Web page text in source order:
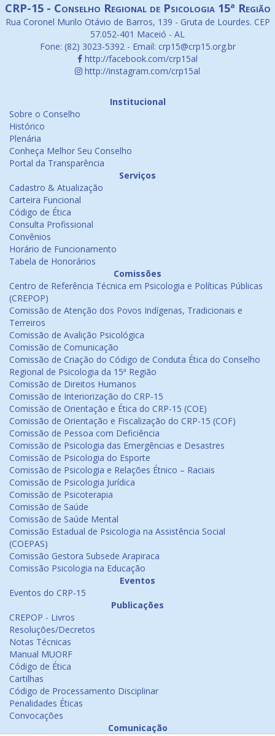
CRP-15 - Conselho Regional de Psicologia 15ª Região
Rua Coronel Murilo Otávio de Barros, 139 - Gruta de Lourdes. CEP
57.052-401 Maceió - AL
Fone: (82) 3023-5392 - Email: crp15@crp15.org.br
http://facebook.com/crp15al
http://instagram.com/crp15al
Institucional
Sobre o Conselho
Histórico
Plenária
Conheça Melhor Seu Conselho
Portal da Transparência
Serviços
Cadastro & Atualização
Carteira Funcional
Código de Ética
Consulta Profissional
Convênios
Horário de Funcionamento
Tabela de Honorários
Comissões
Centro de Referência Técnica em Psicologia e Políticas Públicas
(CREPOP)
Comissão de Atenção dos Povos Indígenas, Tradicionais e
Terreiros
Comissão de Avalição Psicológica
Comissão de Comunicação
Comissão de Criação do Código de Conduta Ética do Conselho
Regional de Psicologia da 15ª Região
Comissão de Direitos Humanos
Comissão de Interiorização do CRP-15
Comissão de Orientação e Ética do CRP-15 (COE)
Comissão de Orientação e Fiscalização do CRP-15 (COF)
Comissão de Pessoa com Deficiência
Comissão de Psicologia das Emergências e Desastres
Comissão de Psicologia do Esporte
Comissão de Psicologia e Relações Étnico – Raciais
Comissão de Psicologia Jurídica
Comissão de Psicoterapia
Comissão de Saúde
Comissão de Saúde Mental
Comissão Estadual de Psicologia na Assistência Social
(COEPAS)
Comissão Gestora Subsede Arapiraca
Comissão Psicologia na Educação
Eventos
Eventos do CRP-15
Publicações
CREPOP - Livros
Resoluções/Decretos
Notas Técnicas
Manual MUORF
Código de Ética
Cartilhas
Código de Processamento Disciplinar
Penalidades Éticas
Convocações
Comunicação